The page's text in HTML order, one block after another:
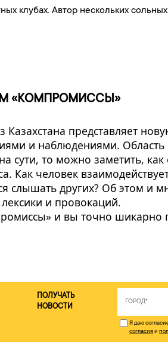
клубах. Автор нескольких
«КОМПРОМИССЫ»
представляет
и наблюдениями. Область
сути, то можно заметить, как
Как человек
слышать других? Об этом и
и провокаций.
и вы точно шикарно
ПОЛУЧАТЬ
НОВОСТИ
Я даю
согласияи